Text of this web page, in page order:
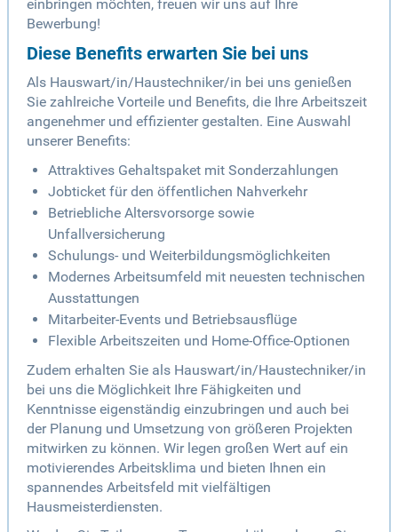
einbringen möchten, freuen wir uns auf Ihre
Bewerbung!
Diese Benefits erwarten Sie bei uns
Als Hauswart/in/Haustechniker/in bei uns genießen
Sie zahlreiche Vorteile und Benefits, die Ihre Arbeitszeit
angenehmer und effizienter gestalten. Eine Auswahl
unserer Benefits:
Attraktives Gehaltspaket mit Sonderzahlungen
Jobticket für den öffentlichen Nahverkehr
Betriebliche Altersvorsorge sowie
Unfallversicherung
Schulungs- und Weiterbildungsmöglichkeiten
Modernes Arbeitsumfeld mit neuesten technischen
Ausstattungen
Mitarbeiter-Events und Betriebsausflüge
Flexible Arbeitszeiten und Home-Office-Optionen
Zudem erhalten Sie als Hauswart/in/Haustechniker/in
bei uns die Möglichkeit Ihre Fähigkeiten und
Kenntnisse eigenständig einzubringen und auch bei
der Planung und Umsetzung von größeren Projekten
mitwirken zu können. Wir legen großen Wert auf ein
motivierendes Arbeitsklima und bieten Ihnen ein
spannendes Arbeitsfeld mit vielfältigen
Hausmeisterdiensten.